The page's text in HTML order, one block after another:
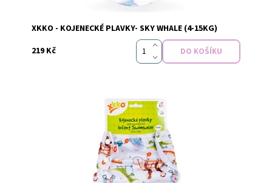
Značka: xkko
XKKO - KOJENECKÉ PLAVKY- SKY WHALE (4-15KG)
219 Kč
Skladem